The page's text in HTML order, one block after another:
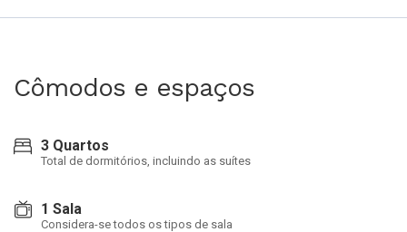
Cômodos e espaços
3 Quartos
Total de dormitórios, incluindo as suítes
1 Sala
Considera-se todos os tipos de sala